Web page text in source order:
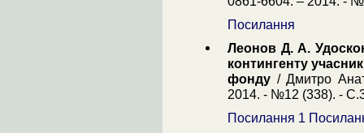
Посилання
Леонов Д. А.
контингенту
фонду / Дмитро
2014. - №12 (338). -
Посилання 1